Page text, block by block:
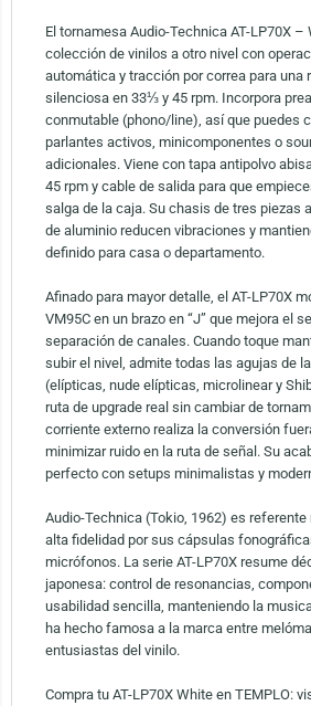
El tornamesa Audio-Technica AT-LP70X –
colección de vinilos a otro nivel con
automática y tracción por correa para una
silenciosa en 33⅓ y 45 rpm. Incorpora
conmutable (phono/line), así que puedes
parlantes activos, minicomponentes o
adicionales. Viene con tapa antipolvo
45 rpm y cable de salida para que
salga de la caja. Su chasis de tres piezas
de aluminio reducen vibraciones y
definido para casa o departamento.
Afinado para mayor detalle, el AT-LP70X
VM95C en un brazo en “J” que mejora el
separación de canales. Cuando toque
subir el nivel, admite todas las agujas de
(elípticas, nude elípticas, microlinear y
ruta de upgrade real sin cambiar de
corriente externo realiza la conversión
minimizar ruido en la ruta de señal. Su
perfecto con setups minimalistas y
Audio-Technica (Tokio, 1962) es referente
alta fidelidad por sus cápsulas
micrófonos. La serie AT-LP70X resume
japonesa: control de resonancias,
usabilidad sencilla, manteniendo la
ha hecho famosa a la marca entre
entusiastas del vinilo.
Compra tu AT-LP70X White en TEMPLO: